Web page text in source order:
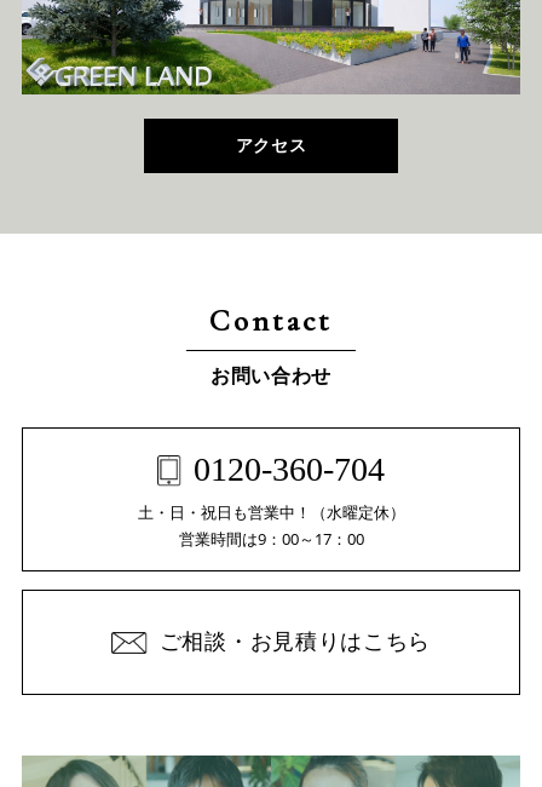
アクセス
Contact
お問い合わせ
0120-360-704
土・日・祝日も営業中！（水曜定休）
営業時間は9：00～17：00
ご相談・お見積りはこちら